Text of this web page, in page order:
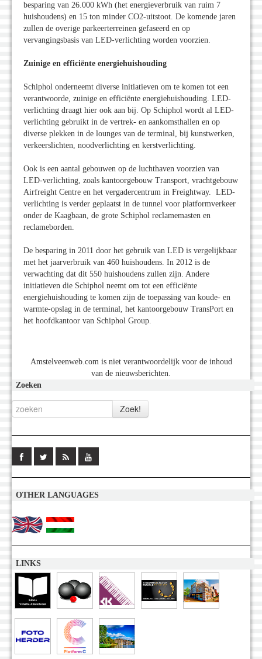
besparing van 26.000 kWh (het energieverbruik van ruim 7
huishoudens) en 15 ton minder CO2-uitstoot. De komende jaren
zullen de overige parkeerterreinen gefaseerd en op
vervangingsbasis van LED-verlichting worden voorzien.
Zuinige en efficiënte energiehuishouding
Schiphol onderneemt diverse initiatieven om te komen tot een
verantwoorde, zuinige en efficiënte energiehuishouding. LED-
verlichting draagt hier ook aan bij. Op Schiphol wordt al LED-
verlichting gebruikt in de vertrek- en aankomsthallen en op
diverse plekken in de lounges van de terminal, bij kunstwerken,
verkeerslichten, noodverlichting en kerstverlichting.
Ook is een aantal gebouwen op de luchthaven voorzien van
LED-verlichting, zoals kantoorgebouw Transport, vrachtgebouw
Airfreight Centre en het vergadercentrum in Freightway. LED-
verlichting is verder geplaatst in de tunnel voor platformverkeer
onder de Kaagbaan, de grote Schiphol reclamemasten en
reclameborden.
De besparing in 2011 door het gebruik van LED is vergelijkbaar
met het jaarverbruik van 460 huishoudens. In 2012 is de
verwachting dat dit 550 huishoudens zullen zijn. Andere
initiatieven die Schiphol neemt om tot een efficiënte
energiehuishouding te komen zijn de toepassing van koude- en
warmte-opslag in de terminal, het kantoorgebouw TransPort en
het hoofdkantoor van Schiphol Group.
Amstelveenweb.com is niet verantwoordelijk voor de inhoud
van de nieuwsberichten.
Zoeken
OTHER LANGUAGES
LINKS